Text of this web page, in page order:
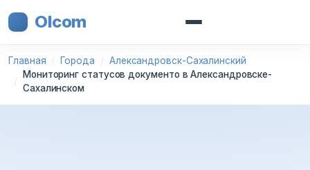
Olcom
Главная Города
Александровск-Сахалинский
Мониторинг статусов документо в Александровске-
Сахалинском